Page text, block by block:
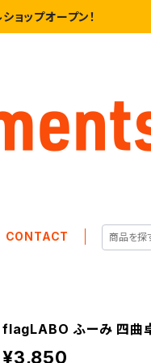
ップオープン！
CONTACT
flagLABO ふーみ 四曲
¥3,850